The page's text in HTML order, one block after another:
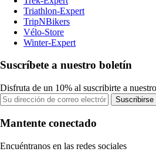
Triathlon-Expert
TripNBikers
Vélo-Store
Winter-Expert
Suscríbete a nuestro boletín
Disfruta de un 10% al suscribirte a
Suscribirse
Mantente conectado
Encuéntranos en las redes sociales